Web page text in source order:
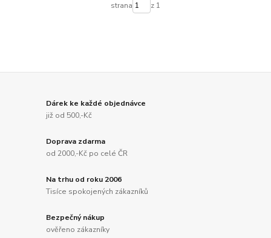
strana z 1
Dárek ke každé objednávce
již od 500,-Kč
Doprava zdarma
od 2000,-Kč po celé ČR
Na trhu od roku 2006
Tisíce spokojených zákazníků
Bezpečný nákup
ověřeno zákazníky